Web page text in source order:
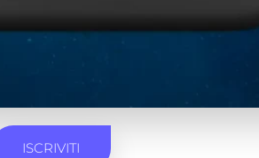
ISCRIVITI